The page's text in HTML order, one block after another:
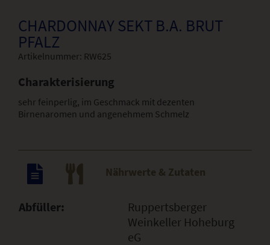
CHARDONNAY SEKT B.A. BRUT
PFALZ
Artikelnummer: RW625
Charakterisierung
sehr feinperlig, im Geschmack mit dezenten
Birnenaromen und angenehmem Schmelz
Nährwerte & Zutaten
Abfüller:
Ruppertsberger
Weinkeller Hoheburg
eG